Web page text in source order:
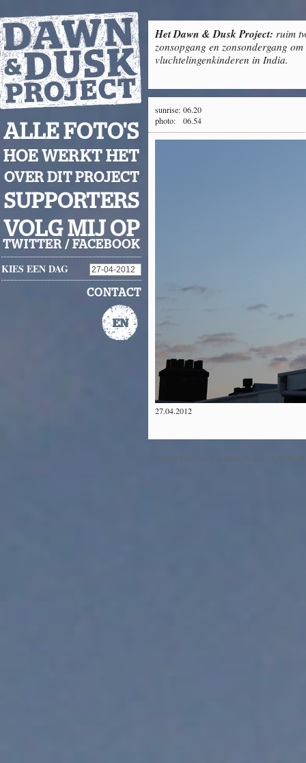
Het Dawn & Dusk Project: ruim
zonsopgang en zonsondergang
vluchtelingenkinderen in India.
ALLE FOTO'S
HOE WERKT HET
OVER DIT PROJECT
SUPPORTERS
VOLG MIJ OP
TWITTER / FACEBOOK
KIES EEN DAG
CONTACT
sunrise: 06.20
photo:
06.54
27.04.2012
©2012 The Dawn & Dusk Project™ All